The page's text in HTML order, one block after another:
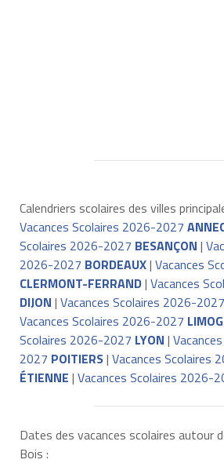
Calendriers scolaires des villes
Vacances Scolaires 2026-2027
Scolaires 2026-2027 BESANÇON |
2026-2027 BORDEAUX| Vacances
CLERMONT-FERRAND| Vacances
DIJON | Vacances Scolaires 2026-2027
Vacances Scolaires 2026-2027
Scolaires 2026-2027 LYON |
2027 POITIERS| Vacances Scolaires
ÉTIENNE | Vacances Scolaires 2026-
Dates des vacances scolaires autour
Bois :